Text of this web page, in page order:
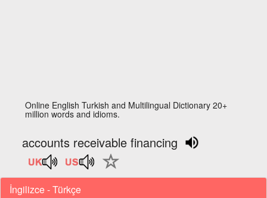
Online English Turkish and Multilingual Dictionary 20+
million words and idioms.
accounts receivable financing
İngilizce - Türkçe